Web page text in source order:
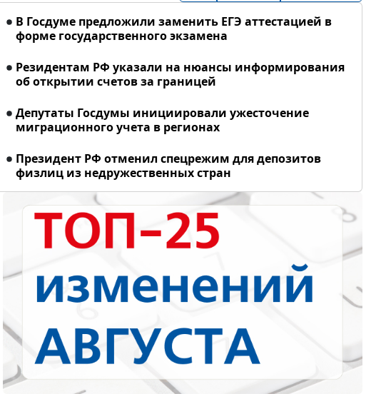
В Госдуме предложили заменить ЕГЭ аттестацией в
форме государственного экзамена
Резидентам РФ указали на нюансы информирования
об открытии счетов за границей
Депутаты Госдумы инициировали ужесточение
миграционного учета в регионах
Президент РФ отменил спецрежим для депозитов
физлиц из недружественных стран